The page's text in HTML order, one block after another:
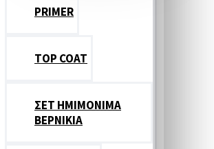
PRIMER
TOP COAT
ΣΕΤ ΗΜΙΜΟΝΙΜΑ
ΒΕΡΝΙΚΙΑ